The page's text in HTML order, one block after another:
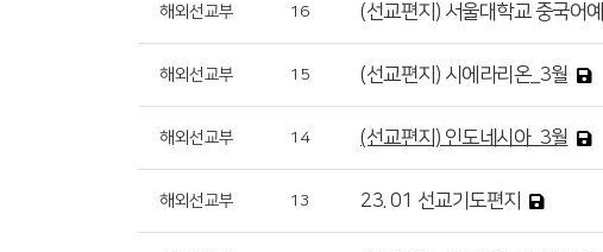
해외선교부 16 (선교편지) 서울대학교 중국어
해외선교부 15 (선교편지) 시에라리온_3월
해외선교부 14 (선교편지) 인도네시아_3월
해외선교부 13 23. 01 선교기도편지